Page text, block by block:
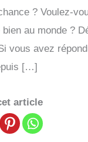
? Voulez-
bien au monde ?
vous avez
[…]
article